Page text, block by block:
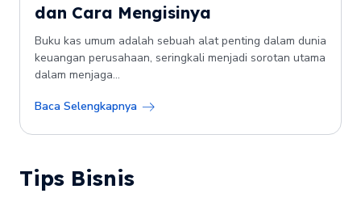
dan Cara Mengisinya
Buku kas umum adalah sebuah alat penting dalam dunia
keuangan perusahaan, seringkali menjadi sorotan utama
dalam menjaga...
Baca Selengkapnya
Tips Bisnis